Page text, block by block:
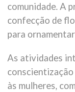
comunidade. A
confecção de
para
As atividades
às mulheres,